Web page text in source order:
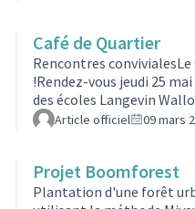
"Extension du Street
été plébiscité par les
street work-out a été
C'est notre référence.
Café de Quartier
Rencontres
!Rendez-vous jeudi 25
des écoles Langevin
associations Arc-en-ciel, le
Démocratie Locale du
passer un moment
Article officiel 09 mars
Projet Boomforest
Plantation d'une forêt